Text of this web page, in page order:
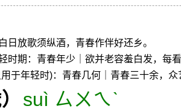
日放歌须纵酒，青春作伴好还乡。
时期：青春年少｜欲并老容羞白发，每
于年轻时)：青春几何｜青春三十余，众
suì ㄙㄨㄟˋ